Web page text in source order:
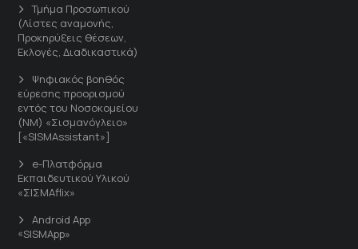
Τμήμα Προσωπικού
(Λίστες αναμονής,
Προκηρύξεις θέσεων,
Εκλογές, Διαδικαστικά)
Ψηφιακός βοηθός
εύρεσης προορισμού
εντός του Νοσοκομείου
(ΝΜ) «Σισμανόγλειο»
[«SISMAssistant»]
e-Πλατφόρμα
Εκπαιδευτικού Υλικού
«ΣΙΣΜΑflix»
Android App
«SISMApp»